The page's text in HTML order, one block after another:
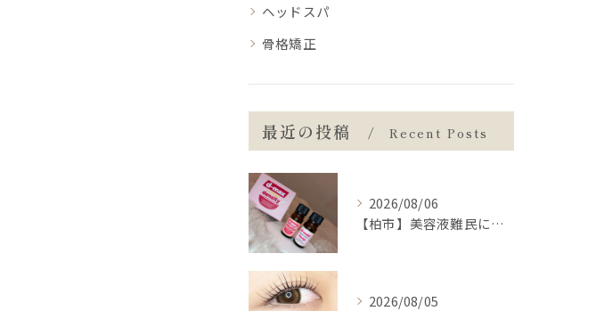
ヘッドスパ
骨格矯正
最近の投稿 Recent Posts
2026/08/06
【柏市】美容液難民に朗報💡まつ毛の土台から整えるケア👀✨
2026/08/05